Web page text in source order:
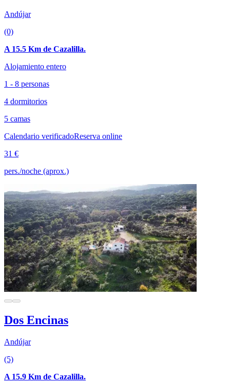
Andújar
(0)
A 15.5 Km de Cazalilla.
Alojamiento entero
1 - 8 personas
4 dormitorios
5 camas
Calendario verificadoReserva online
31 €
pers./noche (aprox.)
Dos Encinas
Andújar
(5)
A 15.9 Km de Cazalilla.